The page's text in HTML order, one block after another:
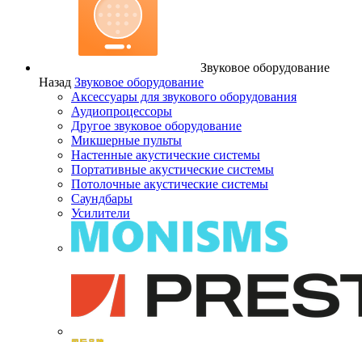
Звуковое оборудование
Назад Звуковое оборудование
Аксессуары для звукового оборудования
Аудиопроцессоры
Другое звуковое оборудование
Микшерные пульты
Настенные акустические системы
Портативные акустические системы
Потолочные акустические системы
Саундбары
Усилители